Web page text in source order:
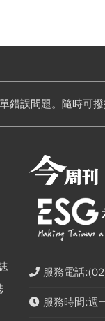
錯誤問題。隨時可
服務電話
服務時間: